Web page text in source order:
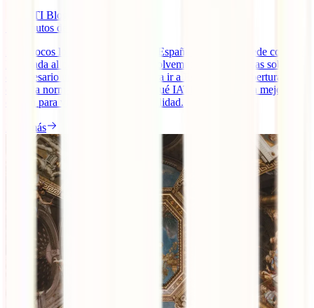
IATI Blog
minutos de lectura
Muy pocos lo saben, pero viajar a España sin seguro puede costarte
la entrada al país. En esta guía, resolvemos todas tus dudas sobre si
es necesario un seguro de viaje para ir a España, qué coberturas
exige la normativa europea y por qué IATI Estándar es la mejor
opción para viajar con total tranquilidad.
Leer más